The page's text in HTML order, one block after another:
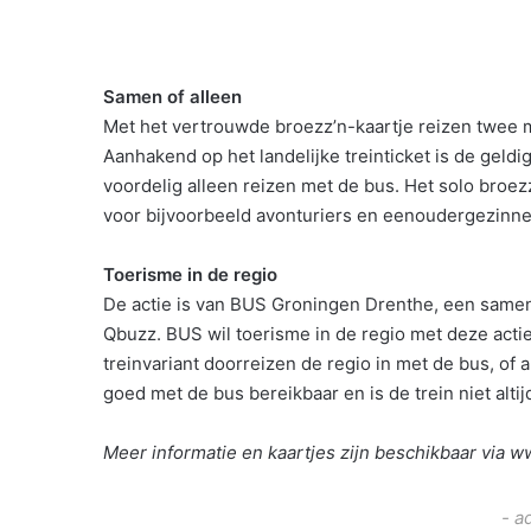
Samen of alleen
Met het vertrouwde broezz’n-kaartje reizen twee
Aanhakend op het landelijke treinticket is de
voordelig alleen reizen met de bus. Het solo
voor bijvoorbeeld avonturiers en
Toerisme in de regio
De actie is van BUS Groningen Drenthe, een
Qbuzz. BUS wil toerisme in de regio met deze
treinvariant doorreizen de regio in met de bus, of
goed met de bus bereikbaar en is de trein niet
Meer informatie en kaartjes zijn beschikbaar via
-